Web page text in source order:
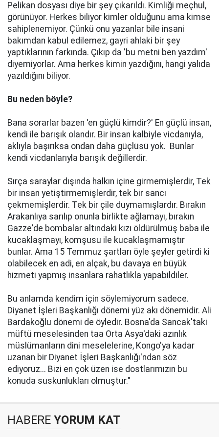
Pelikan dosyası diye bir şey çıkarıldı. Kimliği meçhul,
görünüyor. Herkes biliyor kimler olduğunu ama kimse
sahiplenemiyor. Çünkü onu yazanlar bile insani
bakımdan kabul edilemez, gayri ahlaki bir şey
yaptıklarının farkında. Çıkıp da 'bu metni ben yazdım'
diyemiyorlar. Ama herkes kimin yazdığını, hangi yalıda
yazıldığını biliyor.
Bu neden böyle?
Bana sorarlar bazen 'en güçlü kimdir?' En güçlü insan,
kendi ile barışık olandır. Bir insan kalbiyle vicdanıyla,
aklıyla başırıksa ondan daha güçlüsü yok. Bunlar
kendi vicdanlarıyla barışık değillerdir.
Sırça saraylar dışında halkın içine girmemişlerdir, Tek
bir insan yetiştirmemişlerdir, tek bir sancı
çekmemişlerdir. Tek bir çile duymamışlardır. Bırakın
Arakanlıya sarılıp onunla birlikte ağlamayı, bırakın
Gazze'de bombalar altındaki kızı öldürülmüş baba ile
kucaklaşmayı, komşusu ile kucaklaşmamıştır
bunlar. Ama 15 Temmuz şartları öyle şeyler getirdi ki
olabilecek en adi, en alçak, bu davaya en büyük
hizmeti yapmış insanlara rahatlıkla yapabildiler.
Bu anlamda kendim için söylemiyorum sadece.
Diyanet İşleri Başkanlığı dönemi yüz akı dönemidir. Ali
Bardakoğlu dönemi de öyledir. Bosna'da Sancak'taki
müftü meselesinden taa Orta Asya'daki azınlık
müslümanların dini meselelerine, Kongo'ya kadar
uzanan bir Diyanet İşleri Başkanlığı'ndan söz
ediyoruz... Bizi en çok üzen ise dostlarımızın bu
konuda suskunlukları olmuştur."
HABERE YORUM KAT